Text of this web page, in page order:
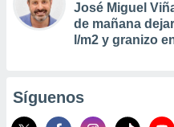
José Miguel
de mañana
l/m2 y granizo
Síguenos